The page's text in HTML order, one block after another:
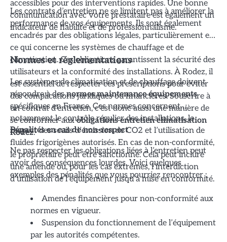
accessibles pour des interventions rapides. Une bonne
communication avec votre prestataire est également un
indicateur de fiabilité et de professionnalisme.
Les contrats d’entretien ne se limitent pas à améliorer la
performance de vos équipements. Ils sont également
encadrés par des obligations légales, particulièrement en
ce qui concerne les systèmes de chauffage et de
climatisation. Ces obligations garantissent la sécurité des
utilisateurs et la conformité des installations. À Rodez, il
est essentiel de respecter ces prescriptions pour éviter
des complications juridiques ou financières. Souscrire à
un contrat d’entretien, c’est donc aussi une manière de
se conformer auxobligations entretien climatisation
Rodez.
Normes et réglementations
Les systèmes de climatisation et de chauffage doivent
répondre à desnormes maintenance équipements
spécifiques en France. Ces normes concernent
notamment le contrôle régulier des installations, le
respect des seuils d’émission de CO2 et l’utilisation de
fluides frigorigènes autorisés. En cas de non-conformité,
le propriétaire peut être sanctionné. Cela peut inclure
une amende ou, pour les cas extrêmes, l’interdiction
d’utilisation de l’équipement jusqu’à mise en conformité.
Pénalités en cas de non-respect
Ne pas respecter les obligations liées à l’entretien peut
avoir des conséquences lourdes. Voici quelques
exemples des pénalités que vous pourriez rencontrer :
Amendes financières pour non-conformité aux
normes en vigueur.
Suspension du fonctionnement de l’équipement
par les autorités compétentes.